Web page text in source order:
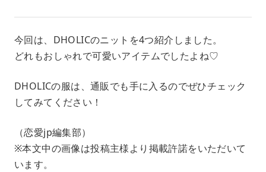
今回は、DHOLICのニットを4つ紹介しました。
どれもおしゃれで可愛いアイテムでしたよね♡
DHOLICの服は、通販でも手に入るのでぜひチェック
してみてください！
（恋愛jp編集部）
※本文中の画像は投稿主様より掲載許諾をいただいて
います。